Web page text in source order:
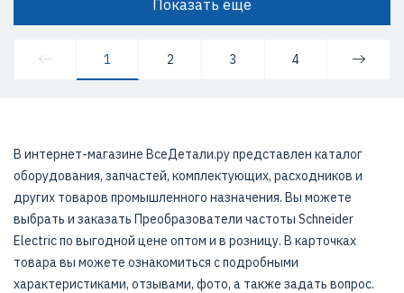
Показать еще
1 2 3 4
В интернет-магазине ВсеДетали.ру представлен каталог
оборудования, запчастей, комплектующих, расходников и
других товаров промышленного назначения. Вы можете
выбрать и заказать Преобразователи частоты Schneider
Electric по выгодной цене оптом и в розницу. В карточках
товара вы можете ознакомиться с подробными
характеристиками, отзывами, фото, а также задать вопрос.